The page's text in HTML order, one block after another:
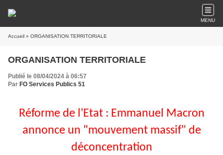
MENU
Accueil » ORGANISATION TERRITORIALE
ORGANISATION TERRITORIALE
Publié le 08/04/2024 à 06:57
Par FO Services Publics 51
Réforme de l'Etat : Emmanuel Macron
annonce un "mouvement massif" de
déconcentration